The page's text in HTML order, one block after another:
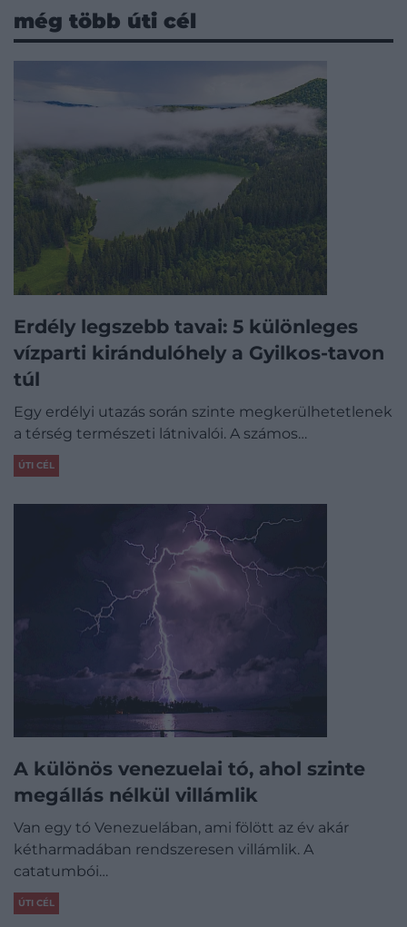
még több úti cél
Erdély legszebb tavai: 5 különleges
vízparti kirándulóhely a Gyilkos-tavon
túl
Egy erdélyi utazás során szinte megkerülhetetlenek
a térség természeti látnivalói. A számos…
ÚTI CÉL
A különös venezuelai tó, ahol szinte
megállás nélkül villámlik
Van egy tó Venezuelában, ami fölött az év akár
kétharmadában rendszeresen villámlik. A
catatumbói…
ÚTI CÉL